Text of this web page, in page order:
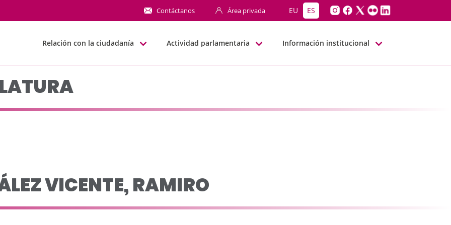
2015-2019 - JJGG-BBNN
Contáctanos Área privada EU ES
Relación con la ciudadanía Actividad parlamentaria Información institucional
VICENTE, RAMIRO